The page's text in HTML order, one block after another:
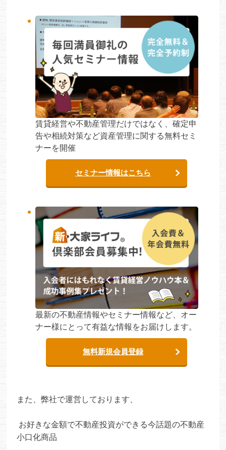
賃貸経営や不動産管理だけではなく、確定申
告や相続対策など資産管理に関する無料セミ
ナーを開催
セミナー情報はこちら
最新の不動産情報やセミナー情報など、オー
ナー様にとって有益な情報をお届けします。
無料新規会員登録
また、弊社で運営しております、
お好きな金額で不動産投資ができる今話題の不動産
小口化商品